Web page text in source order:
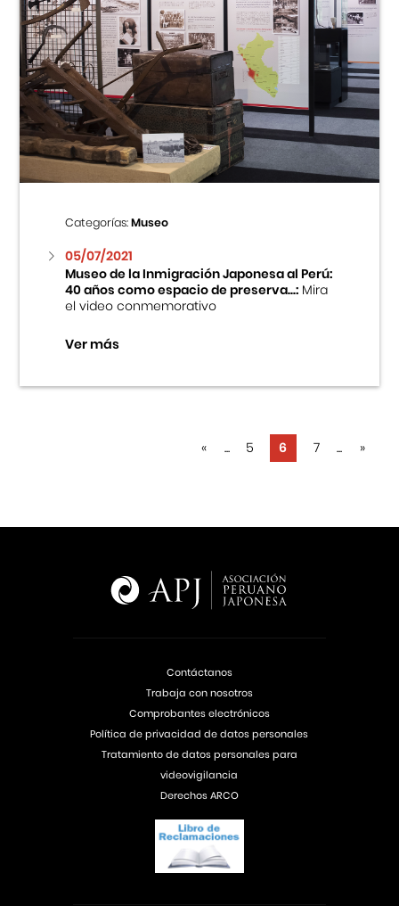
Categorías:Museo
05/07/2021
Museo de la Inmigración Japonesa al Perú:
40 años como espacio de preserva...:Mira
el video conmemorativo
Ver más
« ... 5 6 7 ... »
Contáctanos
Trabaja con nosotros
Comprobantes electrónicos
Política de privacidad de datos personales
Tratamiento de datos personales para
videovigilancia
Derechos ARCO